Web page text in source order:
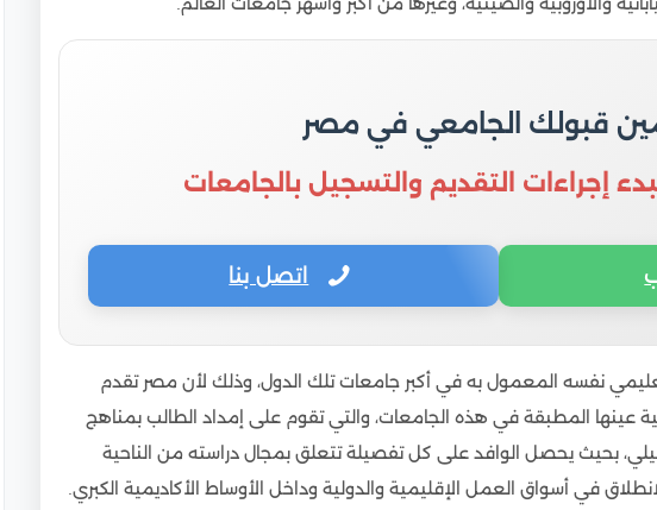
عن بُعد
قبولك الجامعي في مصر
إجراءات التقديم والتسجيل بالجامعات
اتصل بنا
نفسه المعمول به في أكبر جامعات تلك الدول، وذلك لأن مصر تقدم
عينها المطبقة في هذه الجامعات، والتي تقوم على إمداد الطالب بمناهج
بحيث يحصل الوافد على كل تفصيلة تتعلق بمجال دراسته من الناحية
في أسواق العمل الإقليمية والدولية وداخل الأوساط الأكاديمية الكبري.